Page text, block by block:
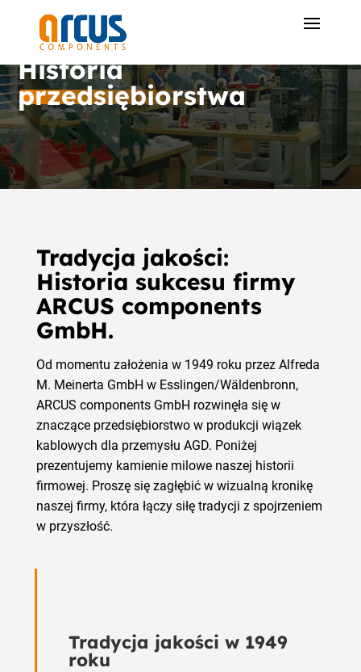
Historia
przedsiębiorstwa
Tradycja jakości:
Historia sukcesu firmy
ARCUS components
GmbH.
Od momentu założenia w 1949 roku przez Alfreda
M. Meinerta GmbH w Esslingen/Wäldenbronn,
ARCUS components GmbH rozwinęła się w
znaczące przedsiębiorstwo w produkcji wiązek
kablowych dla przemysłu AGD. Poniżej
prezentujemy kamienie milowe naszej historii
firmowej. Proszę się zagłębić w wizualną kronikę
naszej firmy, która łączy siłę tradycji z spojrzeniem
w przyszłość.
Tradycja jakości w 1949
roku